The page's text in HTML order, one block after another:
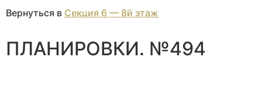
Вернуться в Секция 6 — 8й этаж
ПЛАНИРОВКИ. №494